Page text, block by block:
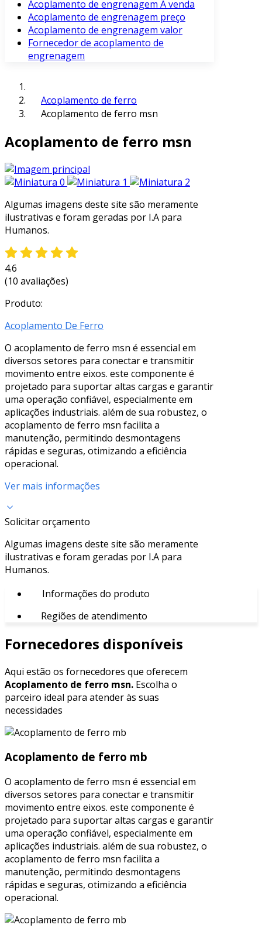
Acoplamento de engrenagem À venda
Acoplamento de engrenagem preço
Acoplamento de engrenagem valor
Fornecedor de acoplamento de
engrenagem
Acoplamento de ferro
Acoplamento de ferro msn
Acoplamento de ferro msn
Algumas imagens deste site são meramente
ilustrativas e foram geradas por I.A para
Humanos.
4.6
(10 avaliações)
Produto:
Acoplamento De Ferro
O acoplamento de ferro msn é essencial em
diversos setores para conectar e transmitir
movimento entre eixos. este componente é
projetado para suportar altas cargas e garantir
uma operação confiável, especialmente em
aplicações industriais. além de sua robustez, o
acoplamento de ferro msn facilita a
manutenção, permitindo desmontagens
rápidas e seguras, otimizando a eficiência
operacional.
Ver mais informações
Solicitar orçamento
Algumas imagens deste site são meramente
ilustrativas e foram geradas por I.A para
Humanos.
Informações do produto
Regiões de atendimento
Fornecedores disponíveis
Aqui estão os fornecedores que oferecem
Acoplamento de ferro msn. Escolha o
parceiro ideal para atender às suas
necessidades
Acoplamento de ferro mb
O acoplamento de ferro msn é essencial em
diversos setores para conectar e transmitir
movimento entre eixos. este componente é
projetado para suportar altas cargas e garantir
uma operação confiável, especialmente em
aplicações industriais. além de sua robustez, o
acoplamento de ferro msn facilita a
manutenção, permitindo desmontagens
rápidas e seguras, otimizando a eficiência
operacional.